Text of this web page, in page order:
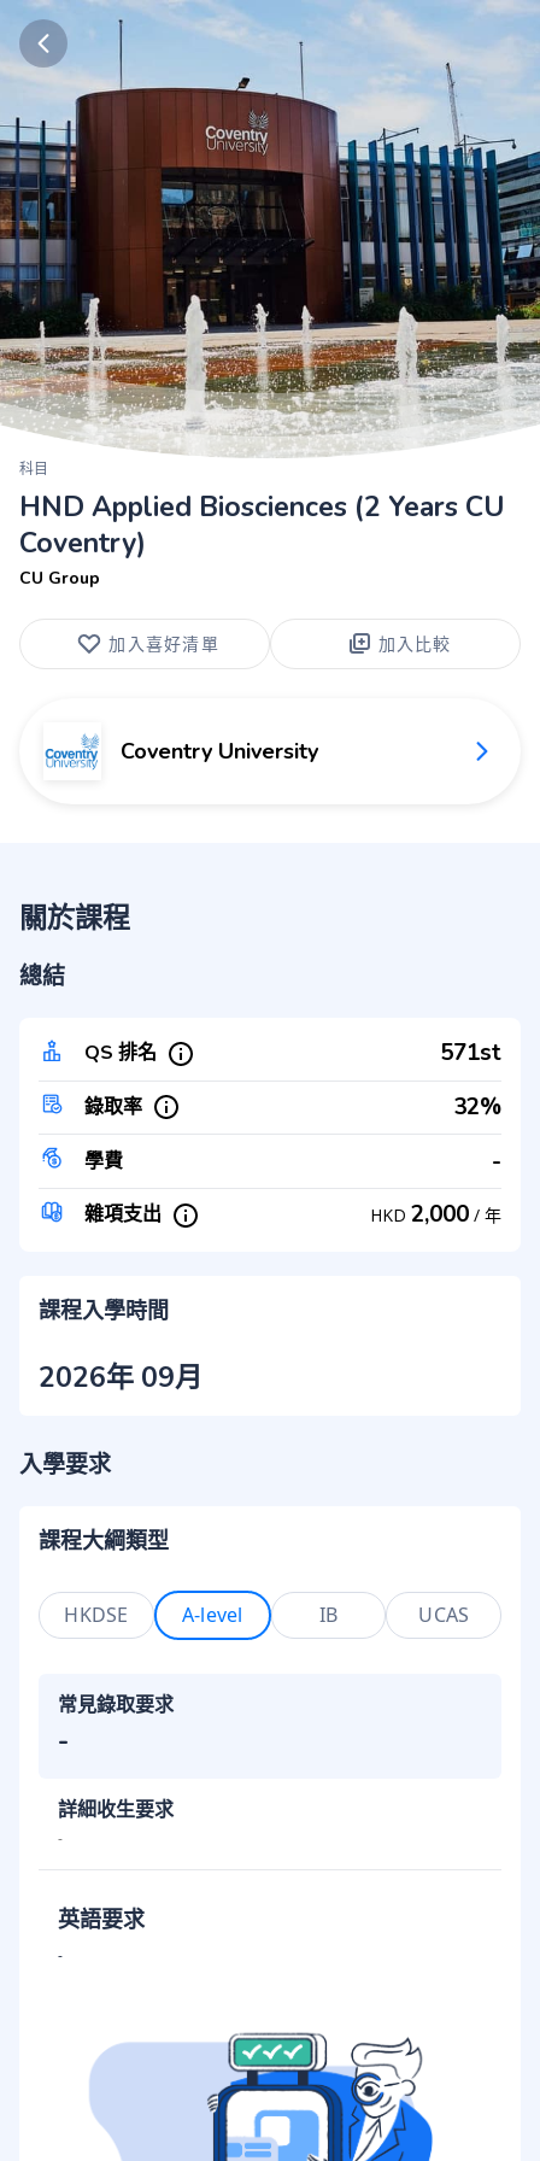
科目
HND Applied Biosciences (2 Years CU
Coventry)
CU Group
加入喜好清單 加入比較
Coventry University
關於課程
總結
QS 排名 571st
錄取率 32%
學費 -
雜項支出 HKD 2,000 / 年
課程入學時間
2026年 09月
入學要求
課程大綱類型
HKDSE A-level IB UCAS
常見錄取要求
-
詳細收生要求
-
英語要求
-